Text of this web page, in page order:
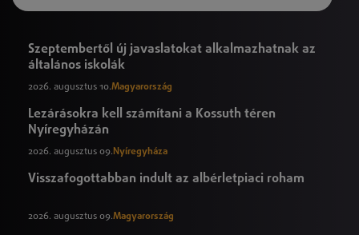
Szeptembertől új javaslatokat alkalmazhatnak az
általános iskolák
2026. augusztus 10.Magyarország
Lezárásokra kell számítani a Kossuth téren
Nyíregyházán
2026. augusztus 09. Nyíregyháza
Visszafogottabban indult az albérletpiaci roham
2026. augusztus 09.Magyarország